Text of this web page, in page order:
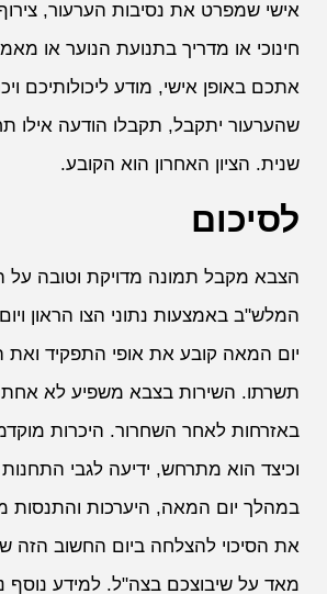
אישי שמפרט את נסיבות הערעור,
חינוכי או מדריך בתנועת הנוער או
אתכם באופן אישי, מודע ליכולותיכם
שהערעור יתקבל, תקבלו הודעה אילו
שנית. הציון האחרון הוא הקובע.
לסיכום
הצבא מקבל תמונה מדויקת וטובה על
המלש"ב באמצעות נתוני הצו הראון
יום המאה קובע את אופי התפקיד ואת
תשרתו. השירות בצבא משפיע לא אחת
באזרחות לאחר השחרור. היכרות
וכיצד הוא מתרחש, ידיעה לגבי
במהלך יום המאה, היערכות והתנסות
את הסיכוי להצלחה ביום החשוב הזה
מאד על שיבוצכם בצה"ל. למידע נוסף